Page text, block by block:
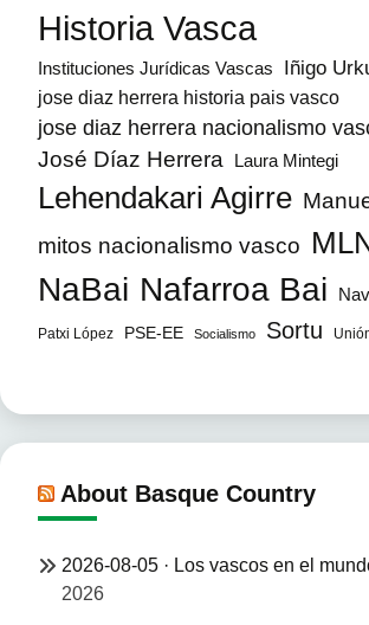
Historia Vasca
Instituciones Jurídicas Vascas Iñigo
jose diaz herrera historia pais vasco
jose diaz herrera nacionalismo
José Díaz Herrera Laura Mintegi
Lehendakari Agirre
mitos nacionalismo vasco
NaBai Nafarroa Bai
Patxi López PSE-EE Socialismo Sortu
About Basque Country
2026-08-05 · Los vascos en el
2026